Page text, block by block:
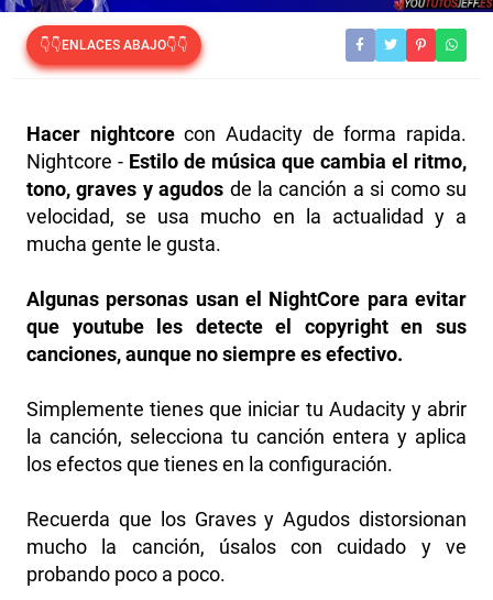
👇👇ENLACES ABAJO👇👇
Hacer nightcorecon Audacity de forma rapida.
Nightcore - Estilo de música que cambia el ritmo,
tono, graves y agudos de la canción a si como su
velocidad, se usa mucho en la actualidad y a
mucha gente le gusta.
Algunas personas usan el NightCore para evitar
que youtube les detecte el copyrighten sus
canciones, aunque no siempre es efectivo.
Simplemente tienes que iniciar tu Audacity y abrir
la canción, selecciona tu canción entera y aplica
los efectos que tienes en la configuración.
Recuerda que los Graves y Agudos distorsionan
mucho la canción, úsalos con cuidado y ve
probando poco a poco.